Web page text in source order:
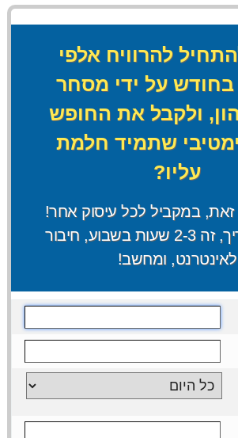
להרוויח אלפי
על ידי מסחר
ולקבל את החופש
שתמיד חלמת
עליו?
זאת, במקביל לכל עיסוק אחר!
כל מה שצריך, זה 2-3 שעות בשבוע, חיבור
לאינטרנט, ומחשב!